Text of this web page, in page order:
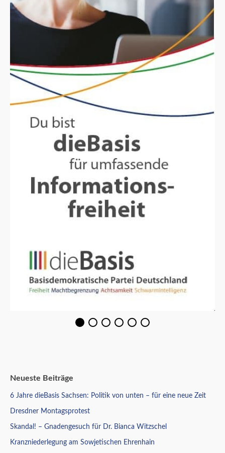
Neueste Beiträge
6 Jahre dieBasis Sachsen: Politik von unten – für eine neue Zeit
Dresdner Montagsprotest
Skandal! – Gnadengesuch für Dr. Bianca Witzschel
Kranzniederlegung am Sowjetischen Ehrenhain